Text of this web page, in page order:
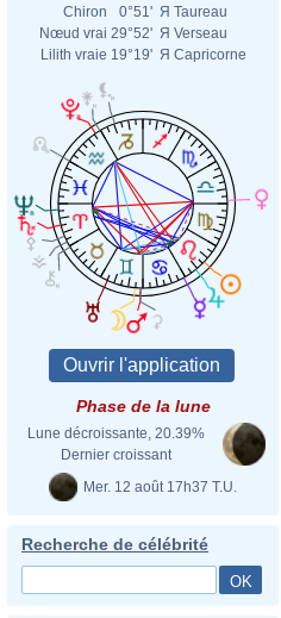
Chiron
0°51' Я Taureau
Nœud vrai 29°52' Я Verseau
Lilith vraie 19°19' Я Capricorne
Phase de la lune
Lune décroissante, 20.39%
Dernier croissant
Mer. 12 août 17h37 T.U.
Recherche de célébrité